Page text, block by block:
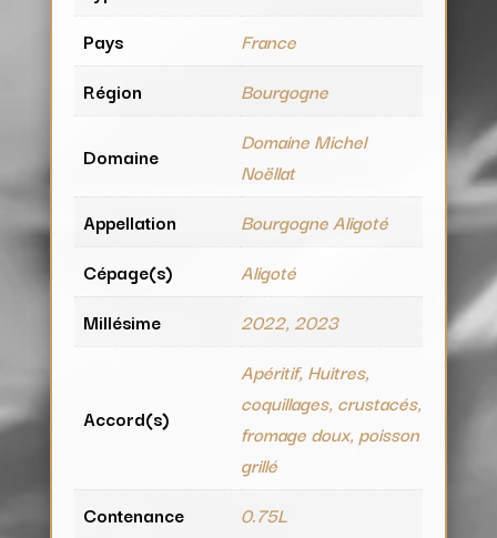
Pays
France
Région
Bourgogne
Domaine
Domaine Michel
Noëllat
Appellation
Bourgogne Aligoté
Cépage(s)
Aligoté
Millésime
2022, 2023
Accord(s)
Apéritif, Huitres,
coquillages, crustacés,
fromage doux, poisson
grillé
Contenance
0.75L